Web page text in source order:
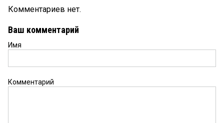
Комментариев нет.
Ваш комментарий
Имя
Комментарий